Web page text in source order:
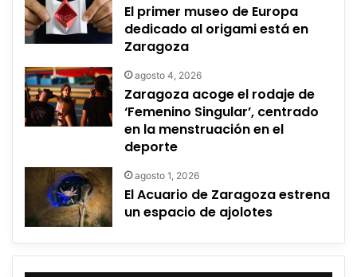
El primer museo de Europa
dedicado al origami está en
Zaragoza
agosto 4, 2026
Zaragoza acoge el rodaje de
‘Femenino Singular’, centrado
en la menstruación en el
deporte
agosto 1, 2026
El Acuario de Zaragoza estrena
un espacio de ajolotes